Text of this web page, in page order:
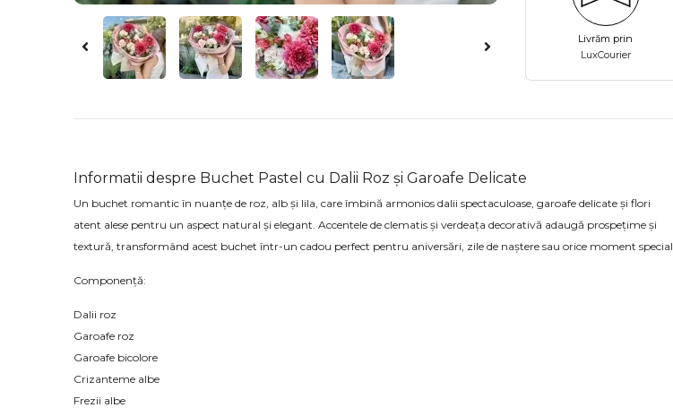
Livrăm prin
LuxCourier
Informatii despre Buchet Pastel cu Dalii Roz și Garoafe Delicate
Un buchet romantic în nuanțe de roz, alb și lila, care îmbină armonios dalii spectaculoase, garoafe delicate și flori
atent alese pentru un aspect natural și elegant. Accentele de clematis și verdeața decorativă adaugă prospețime și
textură, transformând acest buchet într-un cadou perfect pentru aniversări, zile de naștere sau orice moment special.
Componență:
Dalii roz
Garoafe roz
Garoafe bicolore
Crizanteme albe
Frezii albe